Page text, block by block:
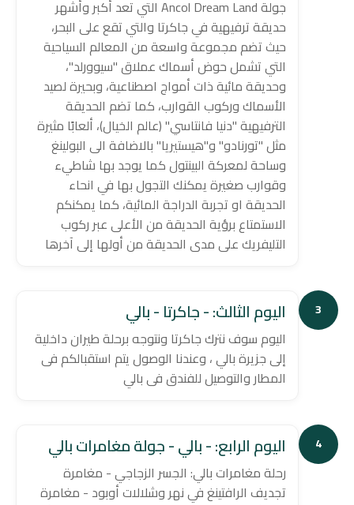
جولة Ancol Dream Land التي تعد أكبر وأشهر
حديقة ترفيهية في جاكرتا والتي تقع على البحر،
حيث تضم مجموعة واسعة من المعالم السياحية
التي تشمل حوض أسماك عملاق "سيوورلد"،
وحديقة مائية ذات أمواج اصطناعية، وبحيرة لصيد
الأسماك وركوب القوارب، كما تضم الحديقة
الترفيهية "دنيا فانتاسي" (عالم الخيال)، ألعابًا مثيرة
مثل "تورنادو" و"هيستيريا" بالاضافة الى البولينغ
وساحة لمعركة البينتول كما يوجد بها شاطيء
وقوارب صغيرة يمكنك التجول بها في انحاء
الحديقة او تجربة الدراجة المائية، كما يمكنكم
الاستمتاع برؤية الحديقة من الأعلى عبر ركوب
التليفريك على مدى الحديقة من أولها إلى آخرها
3 اليوم الثالث: - جاكرتا - بالي
اليوم سوف نترك جاكرتا ونتوجه برحلة طيران داخلية
إلى جزيرة بالي ، وعندنا الوصول يتم استقبالكم فى
المطار والتوصيل للفندق فى بالي
4 اليوم الرابع: - بالي - جولة مغامرات بالي
رحلة مغامرات بالي: الجسر الزجاجي - مغامرة
تجديف الرافتينغ في نهر وشلالات أوبود - مغامرة